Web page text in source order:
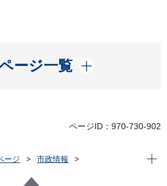
ージ一覧
開く
ページID：970-730-902
ージ
市政情報
局の紹介
現在